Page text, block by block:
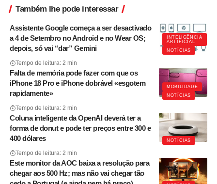
Também lhe pode interessar
INTELIGÊNCIA
ARTIFICIAL
NOTÍCIAS
Assistente Google começa a ser desactivado
a 4 de Setembro no Android e no Wear OS;
depois, só vai “dar” Gemini
Tempo de leitura: 2 min
MOBILIDADE
NOTÍCIAS
Falta de memória pode fazer com que os
iPhone 18 Pro e iPhone dobrável «esgotem
rapidamente»
Tempo de leitura: 2 min
NOTÍCIAS
Coluna inteligente da OpenAI deverá ter a
forma de donut e pode ter preços entre 300 e
400 dólares
Tempo de leitura: 2 min
Este monitor da AOC baixa a resolução para
chegar aos 500 Hz; mas não vai chegar tão